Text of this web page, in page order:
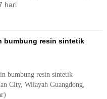
hari
bumbung resin sintetik
bumbung resin sintetik
City, Wilayah Guangdong,